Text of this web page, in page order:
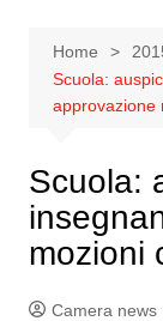
Home
Scuola:
approvazione
Scuola:
mozioni
Camera news